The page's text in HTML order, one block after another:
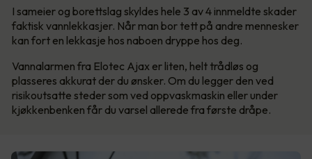
I sameier og borettslag skyldes hele 3 av 4 innmeldte skader
faktisk vannlekkasjer. Når man bor tett på andre mennesker
kan fort en lekkasje hos naboen dryppe hos deg.
Vannalarmen fra Elotec Ajax er liten, helt trådløs og
plasseres akkurat der du ønsker. Om du legger den ved
risikoutsatte steder som ved oppvaskmaskin eller under
kjøkkenbenken får du varsel allerede fra første dråpe.